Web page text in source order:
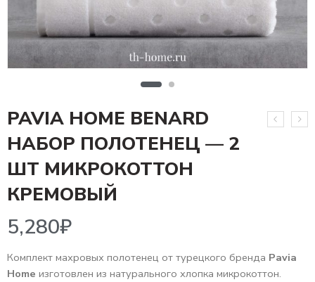
PAVIA HOME BENARD
НАБОР ПОЛОТЕНЕЦ — 2
ШТ МИКРОКОТТОН
КРЕМОВЫЙ
5,280₽
Комплект махровых полотенец от турецкого бренда Pavia
Home изготовлен из натурального хлопка микрокоттон.